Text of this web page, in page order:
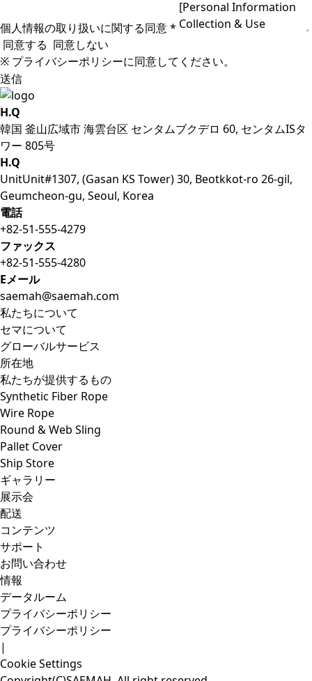
個人情報の取り扱いに関する同意*
同意する 同意しない
※ プライバシーポリシーに同意してください。
送信
H.Q
韓国 釜山広域市 海雲台区 センタムブクデロ 60, センタムISタ
ワー 805号
H.Q
UnitUnit#1307, (Gasan KS Tower) 30, Beotkkot-ro 26-gil,
Geumcheon-gu, Seoul, Korea
電話
+82-51-555-4279
ファックス
+82-51-555-4280
Eメール
saemah@saemah.com
私たちについて
セマについて
グローバルサービス
所在地
私たちが提供するもの
Synthetic Fiber Rope
Wire Rope
Round & Web Sling
Pallet Cover
Ship Store
ギャラリー
展示会
配送
コンテンツ
サポート
お問い合わせ
情報
データルーム
プライバシーポリシー
プライバシーポリシー
|
Cookie Settings